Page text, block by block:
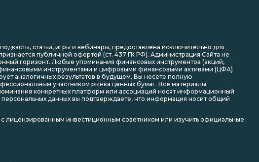
статьи, игры и вебинары, предоставлена исключительно для
публичной офертой (ст. 437 ГК РФ). Администрация Сайта не
горизонт. Любые упоминания финансовых инструментов (акций,
инструментами и цифровыми финансовыми активами (ЦФА)
аналогичных результатов в будущем. Вы несете полную
участником рынка ценных бумаг. Все материалы
конкретных платформ или ассоциаций носят информационный
данных вы подтверждаете, что информация носит общий
инвестиционным советником или изучить официальные